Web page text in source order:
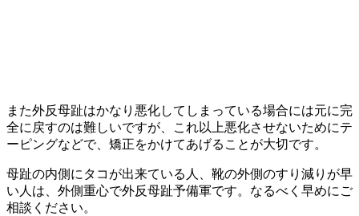
また外反母趾はかなり悪化してしまっている場合には元に完
全に戻すのは難しいですが、これ以上悪化させないためにテ
ーピングなどで、矯正をかけてあげることが大切です。
母趾の内側にタコが出来ている人、靴の外側のすり減りが早
い人は、外側重心で外反母趾予備軍です。なるべく早めにご
相談ください。